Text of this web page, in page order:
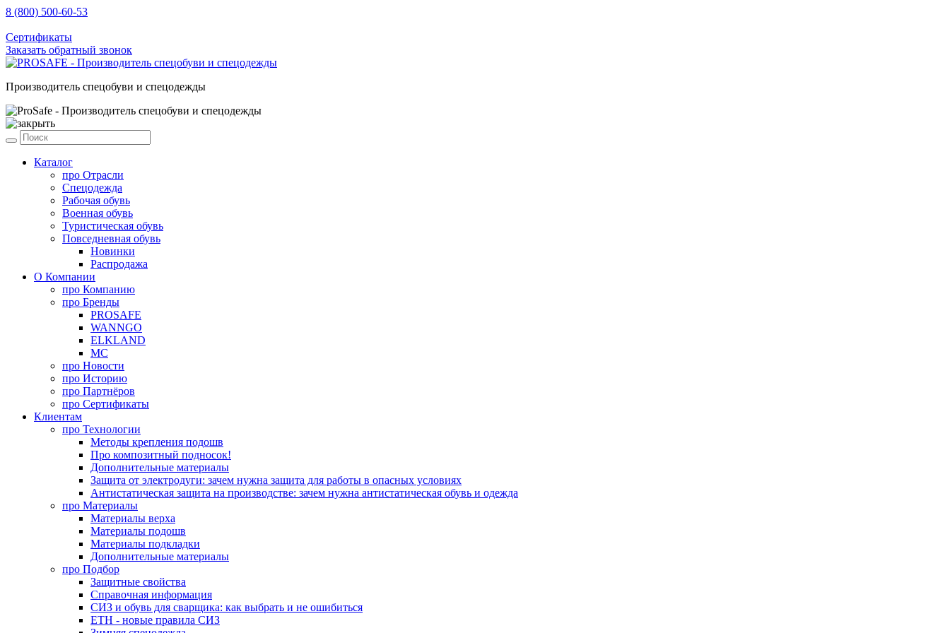
8 (800) 500-60-53
Сертификаты
Заказать обратный звонок
Производитель спецобуви и спецодежды
Каталог
про Отрасли
Спецодежда
Рабочая обувь
Военная обувь
Туристическая обувь
Повседневная обувь
Новинки
Распродажа
О Компании
про Компанию
про Бренды
PROSAFE
WANNGO
ELKLAND
MC
про Новости
про Историю
про Партнёров
про Сертификаты
Клиентам
про Технологии
Методы крепления подошв
Про композитный подносок!
Дополнительные материалы
Защита от электродуги: зачем нужна защита для работы в опасных условиях
Антистатическая защита на производстве: зачем нужна антистатическая обувь и одежда
про Материалы
Материалы верха
Материалы подошв
Материалы подкладки
Дополнительные материалы
про Подбор
Защитные свойства
Справочная информация
СИЗ и обувь для сварщика: как выбрать и не ошибиться
ЕТН - новые правила СИЗ